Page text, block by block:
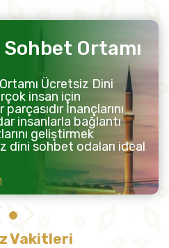
Ortamı
Ücretsiz Dini
insan için
İnançlarını
insanlarla bağlantı
geliştirmek
dini sohbet odaları ideal
Vakitleri